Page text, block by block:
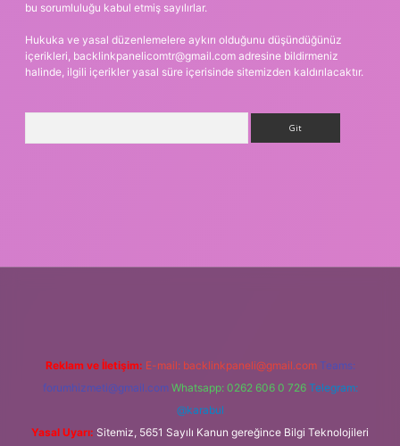
bu sorumluluğu kabul etmiş sayılırlar.
Hukuka ve yasal düzenlemelere aykırı olduğunu düşündüğünüz
içerikleri, backlinkpanelicomtr@gmail.com adresine bildirmeniz
halinde, ilgili içerikler yasal süre içerisinde sitemizden kaldırılacaktır.
Reklam ve İletişim: E-mail: backlinkpaneli@gmail.com Teams:
forumhizmeti@gmail.com Whatsapp: 0262 606 0 726 Telegram:
@karabul
Yasal Uyarı: Sitemiz, 5651 Sayılı Kanun gereğince Bilgi Teknolojileri